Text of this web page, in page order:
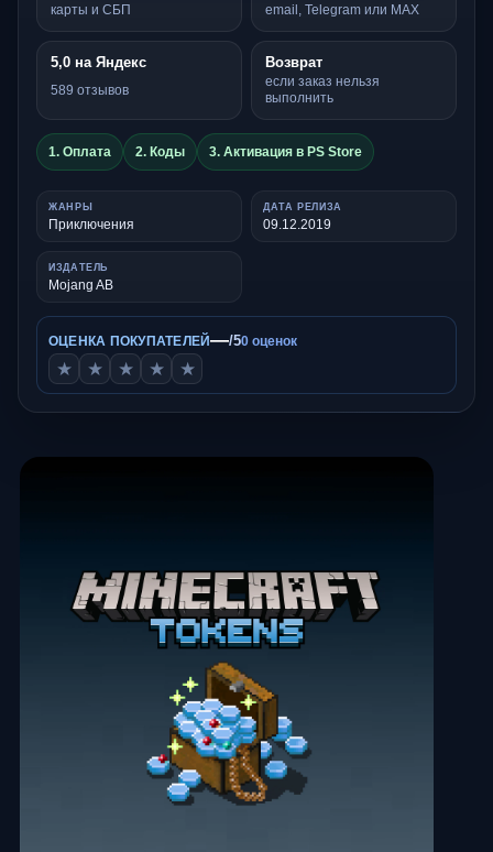
карты и СБП email, Telegram или MAX
5,0 на Яндекс
589 отзывов
Возврат
если заказ нельзя
выполнить
1. Оплата 2. Коды 3. Активация в PS Store
ЖАНРЫ
Приключения
ДАТА РЕЛИЗА
09.12.2019
ИЗДАТЕЛЬ
Mojang AB
ОЦЕНКА ПОКУПАТЕЛЕЙ—/50 оценок
★ ★ ★ ★ ★